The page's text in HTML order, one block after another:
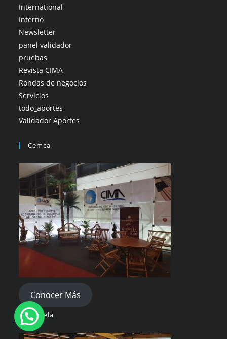
International
Interno
Newsletter
panel validador
pruebas
Revista CIMA
Rondas de negocios
Servicios
todo_aportes
Validador Aportes
Cemca
Conocer Más
Escuela